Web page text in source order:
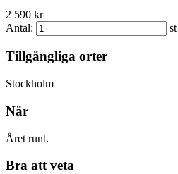
2 590 kr
Antal:
st
Tillgängliga orter
Stockholm
När
Året runt.
Bra att veta